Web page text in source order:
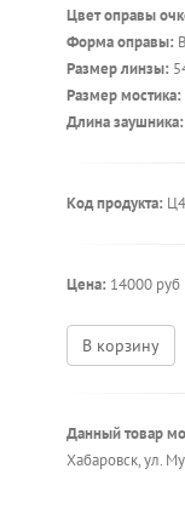
Цвет оправы
Форма оправы:
Размер линзы:
Размер мостика:
Длина заушника:
Код продукта:
Цена: 14000 руб
В корзину
Данный товар
Хабаровск, ул.